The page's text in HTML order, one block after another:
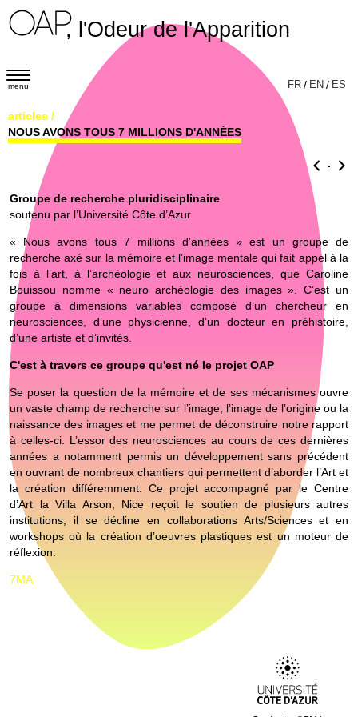
, l'Odeur de l'Apparition
T
g
g
n
v
i
g
a
t
i
n
menu FR / EN / ES
articles /
NOUS AVONS TOUS 7 MILLIONS D'ANNÉES
.
Groupe de recherche pluridisciplinaire
soutenu par l’Université Côte d’Azur
« Nous avons tous 7 millions d’années » est un groupe de
recherche axé sur la mémoire et l’image mentale qui fait appel à la
fois à l’art, à l’archéologie et aux neurosciences, que Caroline
Bouissou nomme « neuro archéologie des images ». C’est un
groupe à dimensions variables composé d’un chercheur en
neurosciences, d’une physicienne, d’un docteur en préhistoire,
d’une artiste et d’invités.
C'est à travers ce groupe qu'est né le projet OAP
Se poser la question de la mémoire et de ses mécanismes ouvre
un vaste champ de recherche sur l’image, l’image de l’origine ou la
naissance des images et me permet de déconstruire notre rapport
à celles-ci. L’essor des neurosciences au cours de ces dernières
années a notamment permis un développement sans précédent
en ouvrant de nombreux chantiers qui permettent d’aborder l’Art et
la création différemment. Ce projet accompagné par le Centre
d’Art la Villa Arson, Nice reçoit le soutien de plusieurs autres
institutions, il se décline en collaborations Arts/Sciences et en
workshops où la création d’oeuvres plastiques est un moteur de
réflexion.
7MA